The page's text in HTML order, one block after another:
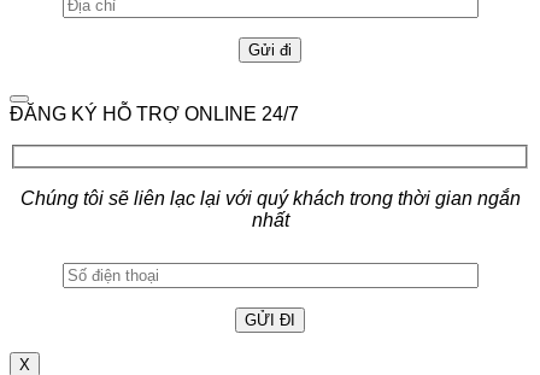
ĐĂNG KÝ HỖ TRỢ ONLINE 24/7
Chúng tôi sẽ liên lạc lại với quý khách trong thời gian ngắn
nhất
X